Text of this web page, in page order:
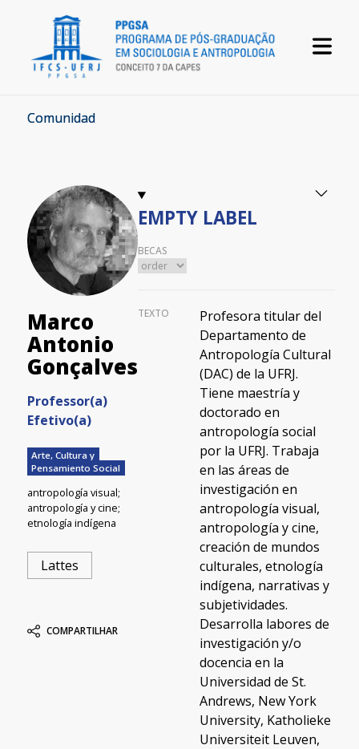
Comunidad
Marco
Antonio
Gonçalves
Professor(a)
Efetivo(a)
Arte, Cultura y
Pensamiento Social
antropología visual;
antropología y cine;
etnología indígena
Lattes
COMPARTILHAR
EMPTY LABEL
BECAS
TEXTO
Profesora titular del
Departamento de
Antropología Cultural
(DAC) de la UFRJ.
Tiene maestría y
doctorado en
antropología social
por la UFRJ. Trabaja
en las áreas de
investigación en
antropología visual,
antropología y cine,
creación de mundos
culturales, etnología
indígena, narrativas y
subjetividades.
Desarrolla labores de
investigación y/o
docencia en la
Universidad de St.
Andrews, New York
University, Katholieke
Universiteit Leuven,